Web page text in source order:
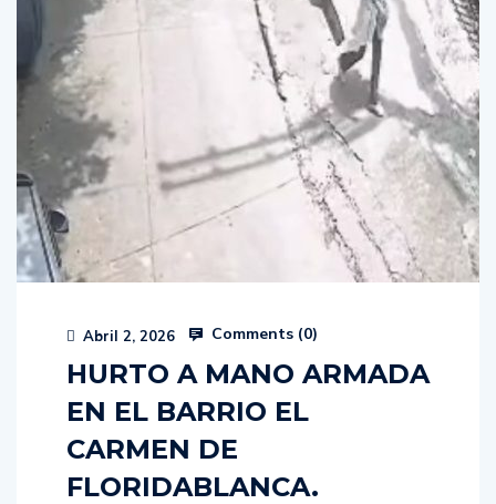
Abril 2, 2026 Comments (0)
HURTO A MANO ARMADA
EN EL BARRIO EL
CARMEN DE
FLORIDABLANCA.